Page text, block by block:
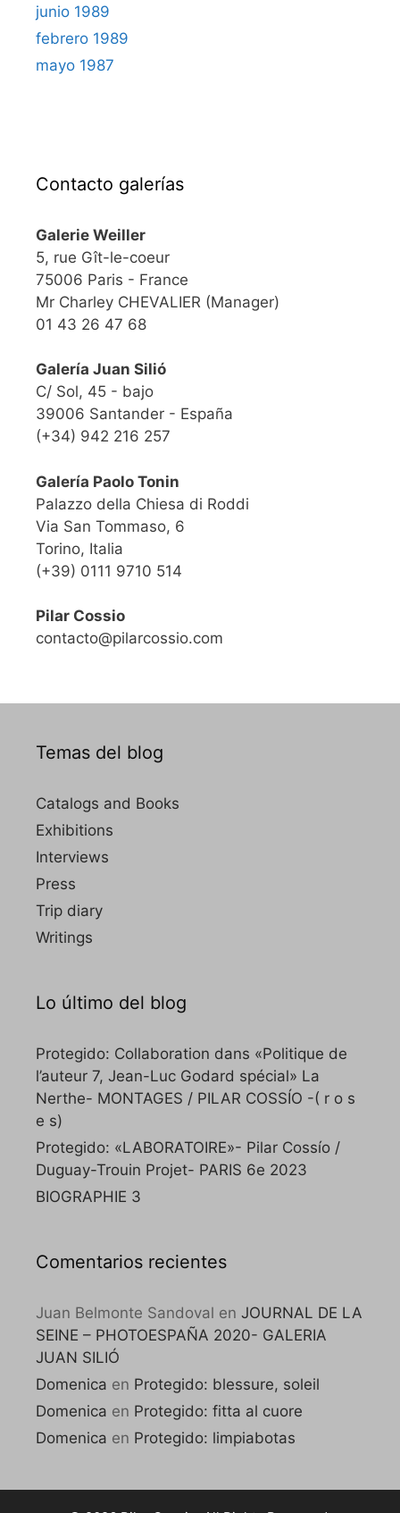
junio 1989
febrero 1989
mayo 1987
Contacto galerías
Galerie Weiller
5, rue Gît-le-coeur
75006 Paris - France
Mr Charley CHEVALIER (Manager)
01 43 26 47 68
Galería Juan Silió
C/ Sol, 45 - bajo
39006 Santander - España
(+34) 942 216 257
Galería Paolo Tonin
Palazzo della Chiesa di Roddi
Via San Tommaso, 6
Torino, Italia
(+39) 0111 9710 514
Pilar Cossio
contacto@pilarcossio.com
Temas del blog
Catalogs and Books
Exhibitions
Interviews
Press
Trip diary
Writings
Lo último del blog
Protegido: Collaboration dans «Politique de
l’auteur 7, Jean-Luc Godard spécial» La
Nerthe- MONTAGES / PILAR COSSÍO -( r o s
e s)
Protegido: «LABORATOIRE»- Pilar Cossío /
Duguay-Trouin Projet- PARIS 6e 2023
BIOGRAPHIE 3
Comentarios recientes
Juan Belmonte Sandoval en JOURNAL DE LA
SEINE – PHOTOESPAÑA 2020- GALERIA
JUAN SILIÓ
Domenica en Protegido: blessure, soleil
Domenica en Protegido: fitta al cuore
Domenica en Protegido: limpiabotas